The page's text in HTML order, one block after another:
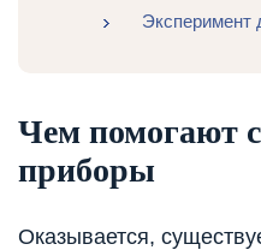
Эксперимент
Чем помогают
приборы
Оказывается,